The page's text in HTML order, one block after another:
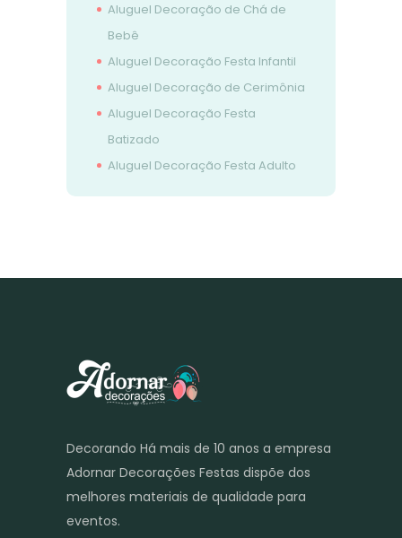
Aluguel Decoração de Chá de
Bebê
Aluguel Decoração Festa Infantil
Aluguel Decoração de Cerimônia
Aluguel Decoração Festa
Batizado
Aluguel Decoração Festa Adulto
Decorando Há mais de 10 anos a empresa
Adornar Decorações Festas dispõe dos
melhores materiais de qualidade para
eventos.